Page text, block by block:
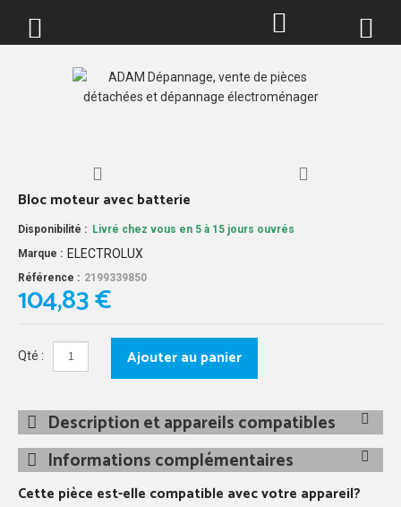
Bloc moteur avec batterie
Disponibilité :
Livré chez vous en 5 à 15 jours ouvrés
Marque : ELECTROLUX
Référence : 2199339850
104,83 €
Qté : Ajouter au panier
Description et appareils compatibles
Informations complémentaires
Cette pièce est-elle compatible avec votre appareil?